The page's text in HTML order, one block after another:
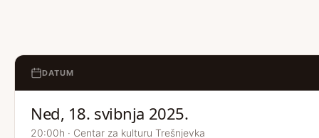
DATUM
Ned, 18. svibnja 2025.
20:00h · Centar za kulturu Trešnjevka